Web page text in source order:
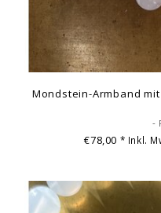
Mondstein-Armband
-
€78,00 * Inkl.